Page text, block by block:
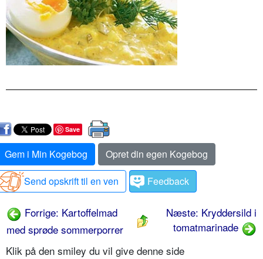
Save
Gem i Min Kogebog
Opret din egen Kogebog
Send opskrift til en ven
Feedback
Forrige: Kartoffelmad
med sprøde sommerporrer
Næste: Kryddersild i
tomatmarinade
Klik på den smiley du vil give denne side